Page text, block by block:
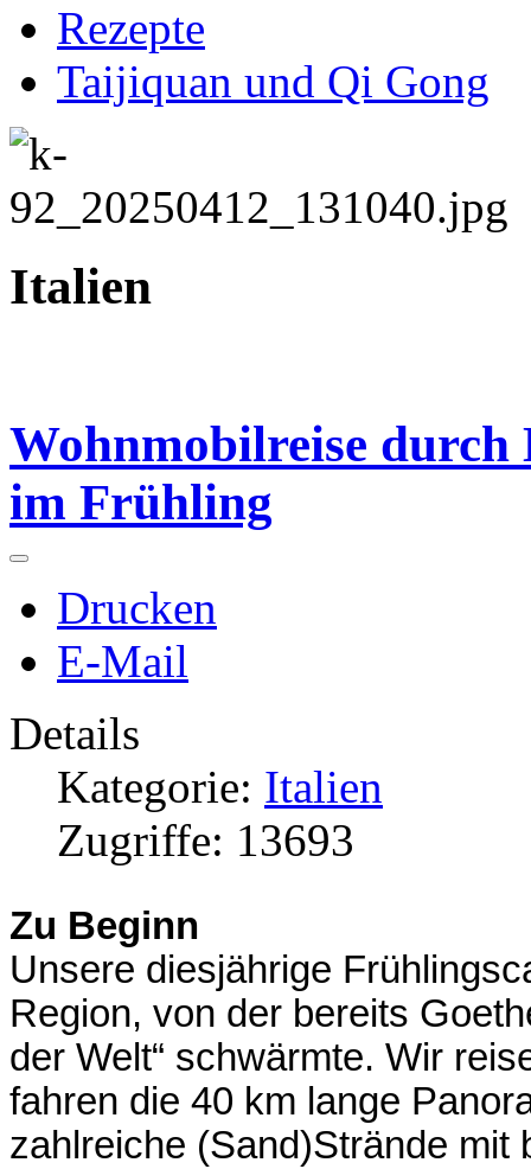
Rezepte
Taijiquan und Qi Gong
Italien
Wohnmobilreise
im Frühling
Drucken
E-Mail
Details
Kategorie: Italien
Zugriffe: 13693
Zu Beginn
Unsere diesjährige
Region, von der bereits
der Welt“ schwärmte. Wir
fahren die 40 km lange
zahlreiche (Sand)Strände mit